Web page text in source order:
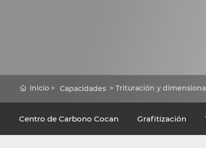
Inicio Capacidades Trituración y
Centro de Carbono Cocan Grafitización